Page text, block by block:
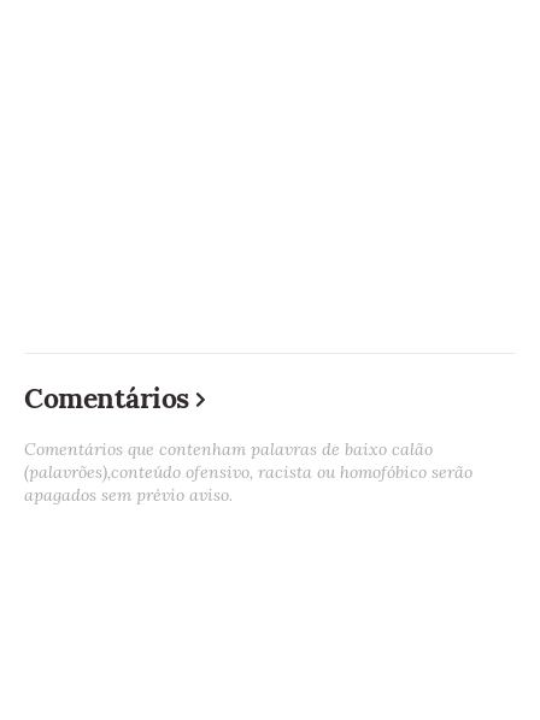
Comentários
Comentários que contenham palavras de baixo calão
(palavrões),conteúdo ofensivo, racista ou homofóbico serão
apagados sem prévio aviso.